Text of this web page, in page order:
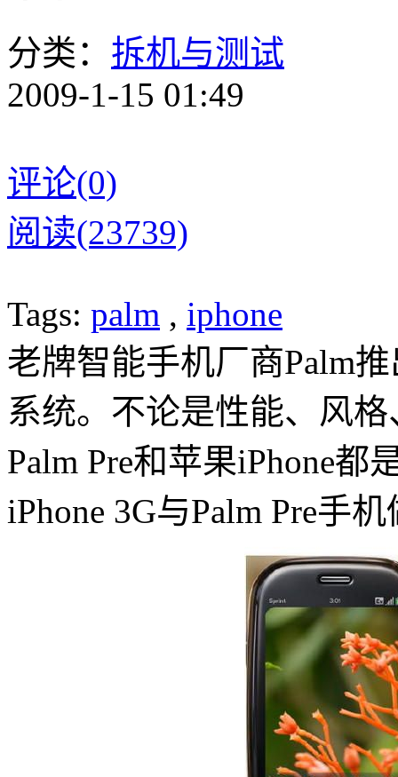
分类： 拆机与测试
2009-1-15 01:49
评论(0)
阅读(23739)
Tags: palm , iphone
老牌智能手机厂商Palm
系统。不论是性能、风
Palm Pre和苹果iPhone都
iPhone 3G与Palm Pre手